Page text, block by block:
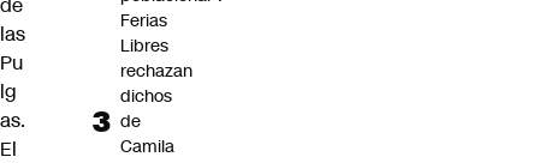
las
Pu
lg
as.
El
Ferias
Libres
rechazan
dichos
de
Camila